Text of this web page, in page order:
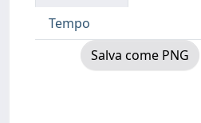
Tempo
Salva come PNG